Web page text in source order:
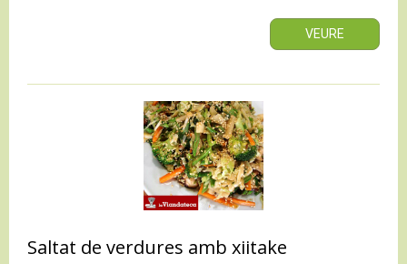
VEURE
Saltat de verdures amb xiitake